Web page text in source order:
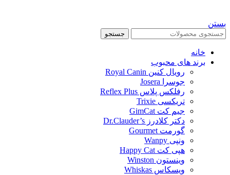
بستن
جستجو
خانه
برند های محبوب
رویال کنین Royal Canin
جوسرا Josera
رفلکس پلاس Reflex Plus
تریکسی Trixie
جیم کت GimCat
دکتر کلادرز Dr.Clauder’s
گورمت Gourmet
ونپی Wanpy
هپی کت Happy Cat
وینستون Winston
ویسکاس Whiskas